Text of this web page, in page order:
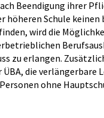
Beendigung ihrer
höheren Schule
wird die
zu erlangen.
die verlängerbare
ohne
eines
die berufliche